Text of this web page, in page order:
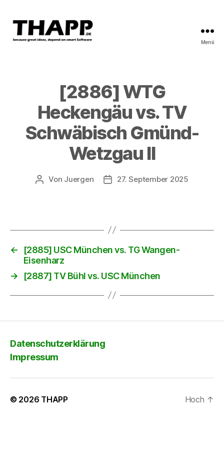
Menü
[2886] WTG
Heckengäu vs. TV
Schwäbisch Gmünd-
Wetzgau II
Beitragsautor
Von Juergen Beitragsdatum
27. September 2025
←
[2885] USC München vs. TG Wangen-
Eisenharz
→
[2887] TV Bühl vs. USC München
Datenschutzerklärung
Impressum
© 2026 THAPP Hoch ↑